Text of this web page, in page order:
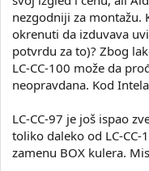
nezgodniji za montažu.
okrenuti da izduvava
potvrdu za to)? Zbog
LC-CC-100 može da
neopravdana. Kod
LC-CC-97 je još ispao
toliko daleko od LC-CC-
zamenu BOX kulera.